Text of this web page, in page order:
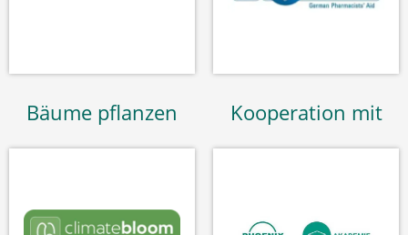
Bäume pflanzen Kooperation mit